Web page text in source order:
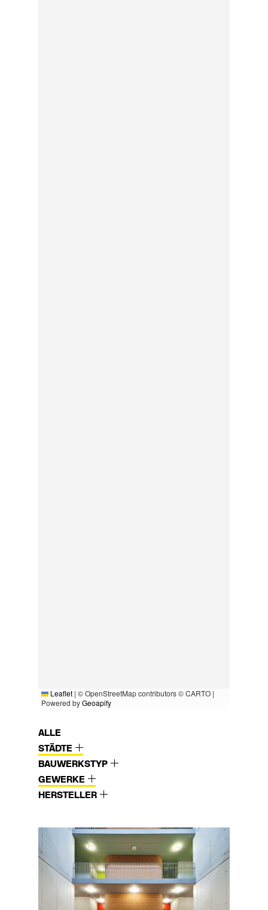
Leaflet | © OpenStreetMap contributors © CARTO |
Powered byGeoapify
ALLE
STÄDTE
BAUWERKSTYP
GEWERKE
HERSTELLER